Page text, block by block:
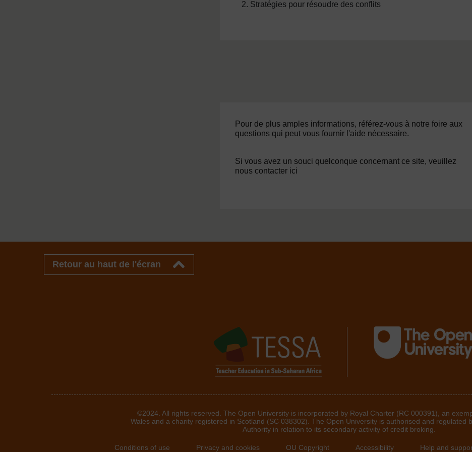
2. Stratégies pour résoudre des conflits
Pour de plus amples informations, référez-vous à notre foire aux
questions qui peut vous fournir l'aide nécessaire.
Si vous avez un souci quelconque concernant ce site, veuillez
nous contacter ici
Retour au haut de l'écran
©2024. All rights reserved. The Open University is incorporated by Royal Charter (RC 000391), an
Wales and a charity registered in Scotland (SC 038302). The Open University is authorised and regulated
Authority in relation to its secondary activity of credit broking.
Conditions of use Privacy and cookies OU Copyright Accessibility Help and